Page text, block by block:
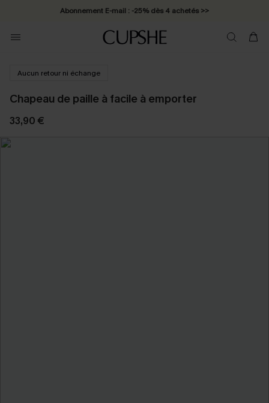
Abonnement E-mail : -25% dès 4 achetés >>
Aucun retour ni échange
Chapeau de paille à facile à emporter
33,90 €